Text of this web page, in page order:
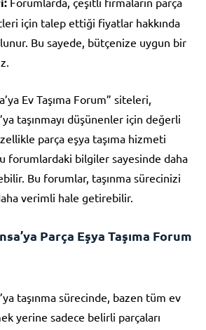
için talep ettiği fiyatlar hakkında
Bu sayede, bütçenize uygun bir
Ev Taşıma Forum” siteleri,
taşınmayı düşünenler için değerli
parça eşya taşıma hizmeti
forumlardaki bilgiler sayesinde daha
Bu forumlar, taşınma sürecinizi
verimli hale getirebilir.
Parça Eşya Taşıma Forum
taşınma sürecinde, bazen tüm ev
yerine sadece belirli parçaları
Temsilcisi